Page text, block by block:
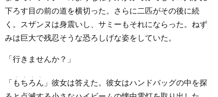
下ろす目の前の道を横切った。さらに二匹がその後に続
く。スザンヌは身震いし、サミーもそれにならった。ねず
みは巨大で残忍そうな恐ろしげな姿をしていた。
「行きませんか？」
「 もちろん 」彼女は答えた。彼女はハンドバッグの中を探